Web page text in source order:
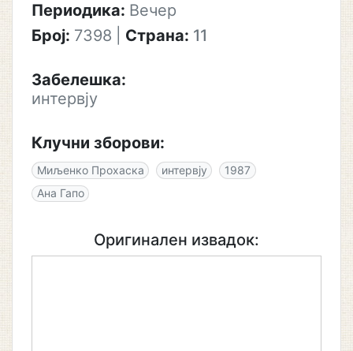
Периодика: Вечер
Број: 7398 Страна: 11
Забелешка:
интервју
Клучни зборови:
Миљенко Прохаска интервју
1987
Ана Гапо
Оригинален извадок: